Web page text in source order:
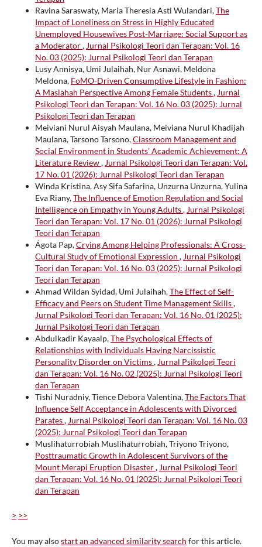
Ravina Saraswaty, Maria Theresia Asti Wulandari,The
Impact of Loneliness on Stress in Highly Educated
Unemployed Housewives Post-Marriage: Social Support as
a Moderator, Jurnal Psikologi Teori dan Terapan: Vol. 16
No. 03 (2025): Jurnal Psikologi Teori dan Terapan
Lusy Annisya, Umi Julaihah, Nur Asnawi, Meldona
Meldona, FoMO-Driven Consumptive Lifestyle in Fashion:
A Maslahah Perspective Among Female Students, Jurnal
Psikologi Teori dan Terapan: Vol. 16 No. 03 (2025): Jurnal
Psikologi Teori dan Terapan
Meiviani Nurul Aisyah Maulana, Meiviana Nurul Khadijah
Maulana, Tarsono Tarsono,Classroom Management and
Social Environment in Students’ Academic Achievement: A
Literature Review, Jurnal Psikologi Teori dan Terapan: Vol.
17 No. 01 (2026): Jurnal Psikologi Teori dan Terapan
Winda Kristina, Asy Sifa Safarina, Unzurna Unzurna, Yulina
Eva Riany,The Influence of Emotion Regulation and Social
Intelligence on Empathy in Young Adults, Jurnal Psikologi
Teori dan Terapan: Vol. 17 No. 01 (2026): Jurnal Psikologi
Teori dan Terapan
Ágota Pap,Crying Among Helping Professionals: A Cross-
Cultural Study of Emotional Expression , Jurnal Psikologi
Teori dan Terapan: Vol. 16 No. 03 (2025): Jurnal Psikologi
Teori dan Terapan
Ahmad Wildan Syidad, Umi Julaihah,The Effect of Self-
Efficacy and Peers on Student Time Management Skills,
Jurnal Psikologi Teori dan Terapan: Vol. 16 No. 01 (2025):
Jurnal Psikologi Teori dan Terapan
Abdulkadir Kayaalp,The Psychological Effects of
Relationships with Individuals Having Narcissistic
Personality Disorder on Victims, Jurnal Psikologi Teori
dan Terapan: Vol. 16 No. 02 (2025): Jurnal Psikologi Teori
dan Terapan
Tishi Nuradniy, Tience Debora Valentina,The Factors That
Influence Self Acceptance in Adolescents with Divorced
Parates, Jurnal Psikologi Teori dan Terapan: Vol. 16 No. 03
(2025): Jurnal Psikologi Teori dan Terapan
Muslihaturrobiah Muslihaturrobiah, Triyono Triyono,
Posttraumatic Growth in Adolescent Survivors of the
Mount Merapi Eruption Disaster, Jurnal Psikologi Teori
dan Terapan: Vol. 16 No. 01 (2025): Jurnal Psikologi Teori
dan Terapan
> >>
You may alsostart an advanced similarity search for this article.